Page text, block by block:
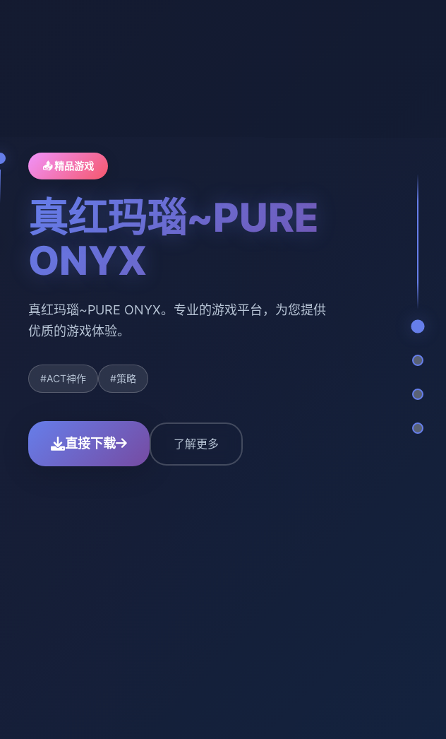
📤 精品游戏
真红玛瑙~PURE
ONYX
真红玛瑙~PURE ONYX。专业的游戏平台，为您提供
优质的游戏体验。
#ACT神作 #策略
直接下载 了解更多